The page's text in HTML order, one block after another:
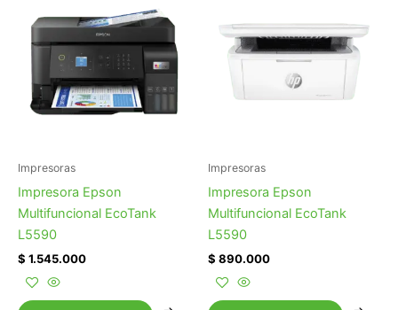
Impresoras
Impresora Epson
Multifuncional EcoTank
L5590
$ 1.545.000
Impresoras
Impresora Epson
Multifuncional EcoTank
L5590
$ 890.000